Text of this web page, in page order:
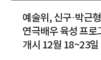
예술위, 신구·박근
연극배우 육성 프로
개시 12월 18~23일